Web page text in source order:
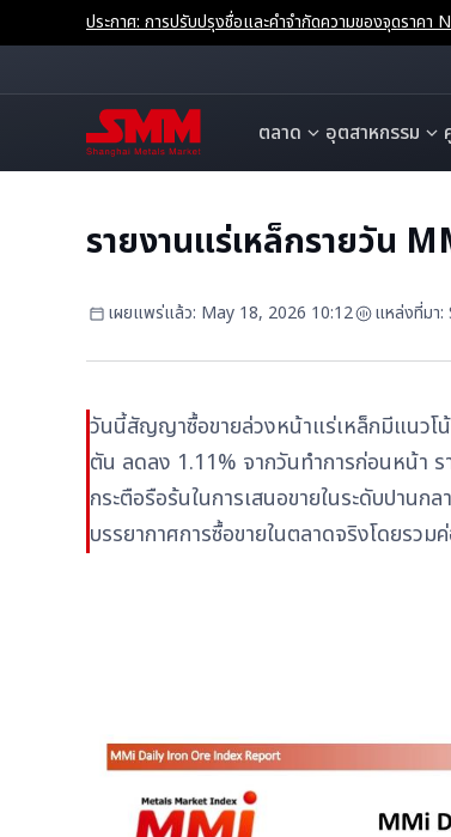
ประกาศ: การปรับปรุงชื่อและคำจำกัดความของจุดราคา
ตลาด อุตสาหกรรม
รายงานแร่เหล็กรายวัน
เผยแพร่แล้ว: May 18, 2026 10:12 แหล่งที่มา:
วันนี้สัญญาซื้อขายล่วงหน้าแร่เหล็กมีแนว
ตัน ลดลง 1.11% จากวันทำการก่อนหน้า
กระตือรือร้นในการเสนอขายในระดับปาน
บรรยากาศการซื้อขายในตลาดจริงโดยรวม